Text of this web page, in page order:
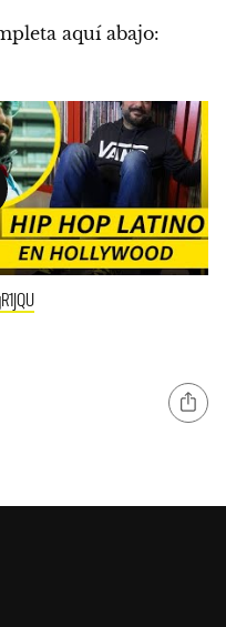
aquí abajo: